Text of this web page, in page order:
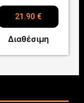
21.90 €
Διαθέσιμη